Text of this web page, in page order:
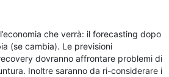
che verrà: il forecasting dopo
(se cambia). Le previsioni
dovranno affrontare problemi di
Inoltre saranno da ri-considerare i